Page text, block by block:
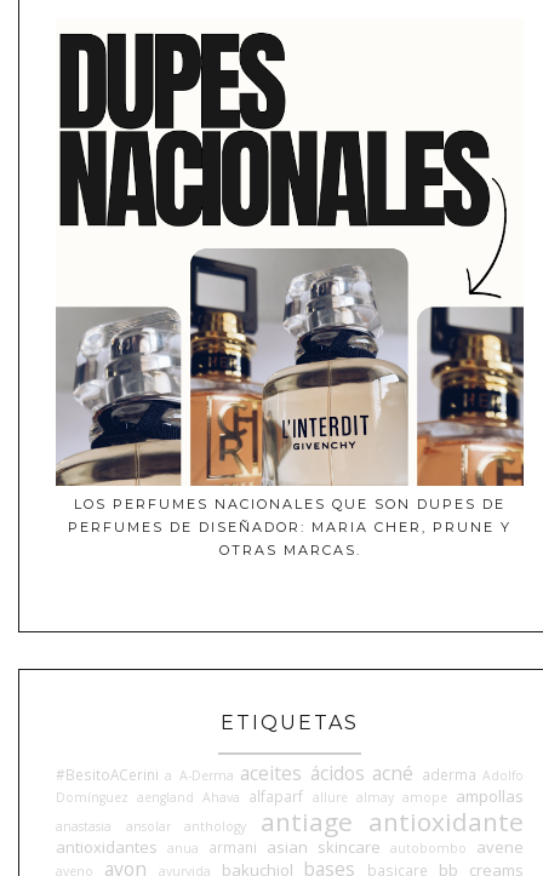
LOS PERFUMES NACIONALES QUE SON DUPES DE
PERFUMES DE DISEÑADOR: MARIA CHER, PRUNE Y
OTRAS MARCAS.
ETIQUETAS
#BesitoACerini a A-Derma aceites ácidos acné aderma Adolfo
Domínguez aengland Ahava alfaparf allure almay amope ampollas
anastasia ansolar anthology antiage antioxidante
antioxidantes anua armani asian skincare autobombo avene
aveno avon ayurvida bakuchiol bases basicare bb creams